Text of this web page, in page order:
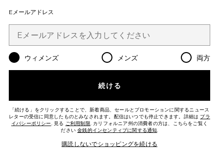
WHIRLPOOL サングラス
AIRE
Favorite Women's Short-sleeve Polo Top
Eメールアドレス
ウィメンズ メンズ 両方
続ける
「続ける」をクリックすることで、新着商品、セールとプロモーションに関するニュース
レターの受信に同意したものとみなされます。配信はいつでも停止できます。詳細は プラ
イバシーポリシー. 見る ご利用制限. カリフォルニア州の消費者の方は、こちらをご覧く
ださい金銭的インセンティブに関する通知.
購読しないでショッピングを続ける